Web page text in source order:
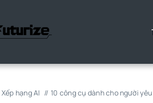
Xếp hạng AI 10 công cụ dành cho người